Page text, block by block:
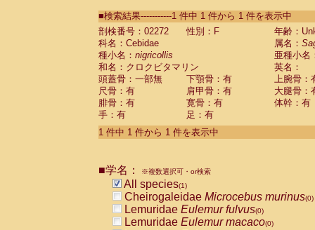
CebidaeSaguinus labiatus(0)
Cebidae Saguinus leucopus (0)
Cebidae
CebidaeSaguinus mystax
CebidaeSaguinus nigricollis (1)
Cebidae Saguinus oedipus
Cebidae Saguinus weddelli
Cebidae Saguinusspp.
Cebidae Aotus trivirgatus
Cebidae Cebus albifrons
CebidaeCebus nigrivittatus
CebidaeCebus
CebidaeSaimiri boliviensis(0)
CebidaeSaimiri sciureus(0)
AtelidaeAlouatta caraya(0)
■検索結果-----------1 件中 1 件から 1 件を表示中
剖検番号：02272
性別：F
年齢：
科名：Cebidae
属名：
種小名： nigricollis
亜種小名
和名：クロクビタマリン
英名：
頭蓋骨：一部無
下顎骨：有
上腕骨：
尺骨：有
肩甲骨：有
大腿骨：
腓骨：有
寛骨：有
体幹：有
手：有
足：有
1 件中 1 件から 1 件を表示中
■学名： ※複数選択可・or検索
All species(1)
Cheirogaleidae Microcebus murinus(0)
Lemuridae Eulemur fulvus(0)
Lemuridae Eulemur macaco(0)